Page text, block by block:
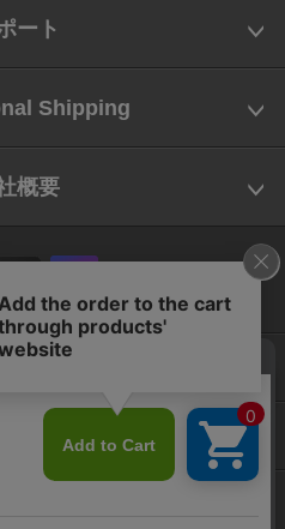
ート
Shipping
概要